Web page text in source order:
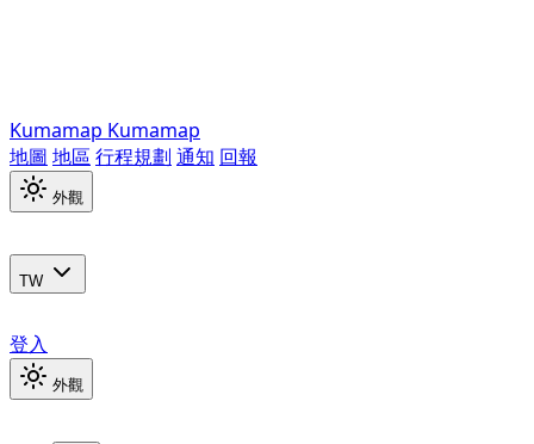
Kumamap Kumamap
地圖 地區 行程規劃 通知 回報
外觀
TW
登入
外觀